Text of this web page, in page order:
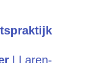
| Laren-